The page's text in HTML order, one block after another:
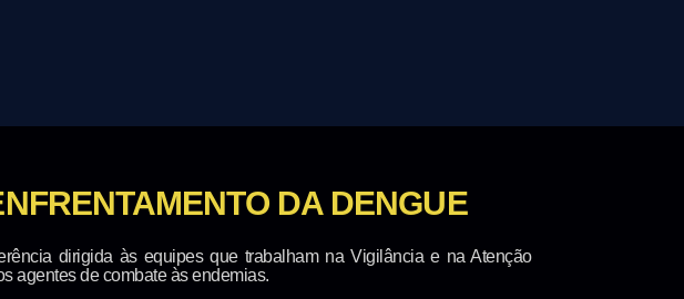
DA DENGUE
dirigida às equipes que trabalham na Vigilância e na Atenção
agentes de combate às endemias.